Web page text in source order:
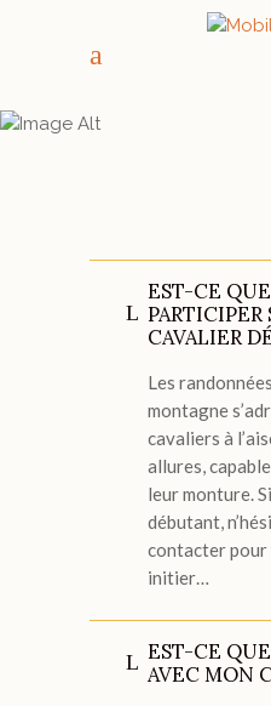
EST-CE
PARTICIPER
CAVALIER
Les
montagne
cavaliers à
allures,
leur monture.
débutant,
contacter pour
initier…
EST-CE
AVEC MON